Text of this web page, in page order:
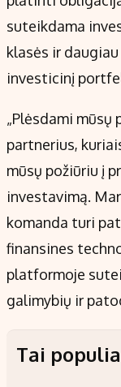
suteikdama
klasės ir
investicinį
„Plėsdami mūsų
partnerius,
mūsų požiūriu į
investavimą.
komanda turi
finansines
platformoje
galimybių ir
Tai